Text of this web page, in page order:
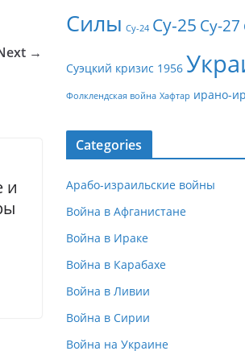
→
и
Силы Су-24 Су-25 Су-27
Суэцкий кризис 1956
Фолклендская война Хафтар ирано-
Categories
Арабо-израильские войны
Война в Афганистане
Война в Ираке
Война в Карабахе
Война в Ливии
Война в Сирии
Война на Украине